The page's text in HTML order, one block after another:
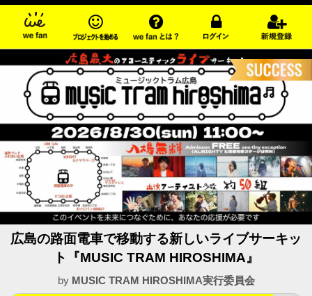
広島の路面電車で移動する新しいライブサーキッ
ト『MUSIC TRAM HIROSHIMA』
by MUSIC TRAM HIROSHIMA実行委員会